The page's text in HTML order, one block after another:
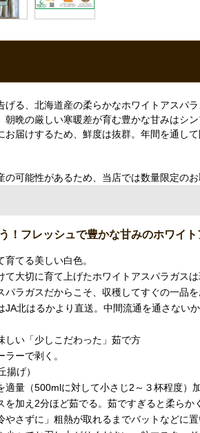
げる、北海道産の柔らかなホワイトアスパ
朝晩の厳しい寒暖差が育む豊かな甘みはシン
お届けするため、鮮度は抜群。年間を通し
可能性があるため、当店では数量限定のお
！フレッシュで豊かな甘みのホワイ
てる美しい白色。
て大切に育て上げたホワイトアスパラガス
パラガスだからこそ、収穫してすぐの一品を
JA北はるかより直送。中間流通を通さない
い「少しこだわった」茹で方
ラーで剥く。
揚げ）
適量（500mlに対して小さじ2～３杯程度）加
を加え2分ほど茹でる。茹ですぎると柔らか
やさずに」粗熱が取れるまでバットなどに